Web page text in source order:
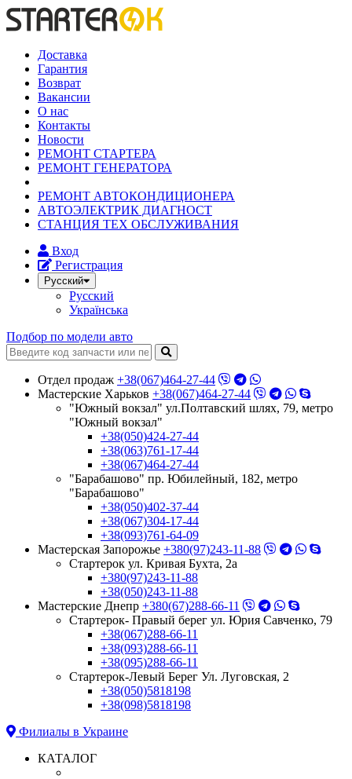
Доставка
Гарантия
Возврат
Вакансии
О нас
Контакты
Новости
РЕМОНТ СТАРТЕРА
РЕМОНТ ГЕНЕРАТОРА
РЕМОНТ АВТОКОНДИЦИОНЕРА
АВТОЭЛЕКТРИК ДИАГНОСТ
СТАНЦИЯ ТЕХ ОБСЛУЖИВАНИЯ
Вход
Регистрация
Русский
Русский
Українська
Подбор по модели авто
Отдел продаж +38(067)464-27-44
Мастерские Харьков +38(067)464-27-44
"Южный вокзал" ул.Полтавский шлях, 79, метро
"Южный вокзал"
+38(050)424-27-44
+38(063)761-17-44
+38(067)464-27-44
"Барабашово" пр. Юбилейный, 182, метро
"Барабашово"
+38(050)402-37-44
+38(067)304-17-44
+38(093)761-64-09
Мастерская Запорожье +380(97)243-11-88
Стартерок ул. Кривая Бухта, 2а
+380(97)243-11-88
+38(050)243-11-88
Мастерские Днепр +380(67)288-66-11
Стартерок- Правый берег ул. Юрия Савченко, 79
+38(067)288-66-11
+38(093)288-66-11
+38(095)288-66-11
Стартерок-Левый Берег Ул. Луговская, 2
+38(050)5818198
+38(098)5818198
Филиалы в Украине
КАТАЛОГ